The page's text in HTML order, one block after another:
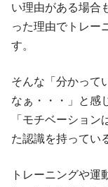
い理由がある場合
った理由でトレー
す。
そんな「分かって
なぁ・・・」と感
「モチベーショ
た認識を持ってい
トレーニングや運